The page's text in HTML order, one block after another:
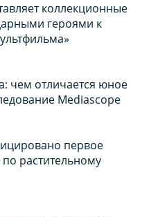
коллекционные
героями к
чем отличается юное
Mediascope
первое
растительному